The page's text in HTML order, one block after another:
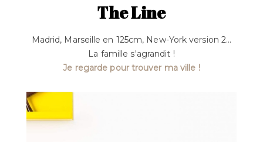
The Line
Madrid, Marseille en 125cm, New-York version 2...
La famille s'agrandit !
Je regarde pour trouver ma ville !